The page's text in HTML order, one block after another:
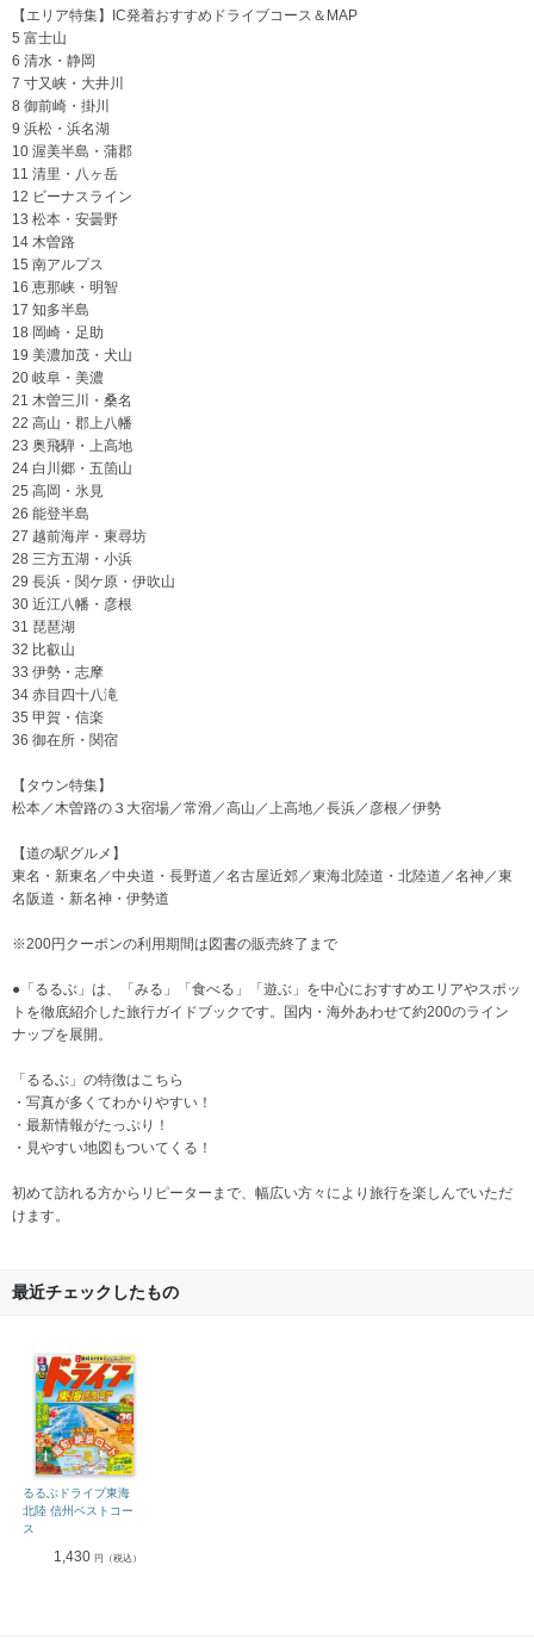
【エリア特集】IC発着おすすめドライブコース＆MAP
5 富士山
6 清水・静岡
7 寸又峡・大井川
8 御前崎・掛川
9 浜松・浜名湖
10 渥美半島・蒲郡
11 清里・八ヶ岳
12 ビーナスライン
13 松本・安曇野
14 木曽路
15 南アルプス
16 恵那峡・明智
17 知多半島
18 岡崎・足助
19 美濃加茂・犬山
20 岐阜・美濃
21 木曽三川・桑名
22 高山・郡上八幡
23 奥飛騨・上高地
24 白川郷・五箇山
25 高岡・氷見
26 能登半島
27 越前海岸・東尋坊
28 三方五湖・小浜
29 長浜・関ケ原・伊吹山
30 近江八幡・彦根
31 琵琶湖
32 比叡山
33 伊勢・志摩
34 赤目四十八滝
35 甲賀・信楽
36 御在所・関宿
【タウン特集】
松本／木曽路の３大宿場／常滑／高山／上高地／長浜／彦根／伊勢
【道の駅グルメ】
東名・新東名／中央道・長野道／名古屋近郊／東海北陸道・北陸道／名神／東
名阪道・新名神・伊勢道
※200円クーポンの利用期間は図書の販売終了まで
●「るるぶ」は、「みる」「食べる」「遊ぶ」を中心におすすめエリアやスポッ
トを徹底紹介した旅行ガイドブックです。国内・海外あわせて約200のライン
ナップを展開。
「るるぶ」の特徴はこちら
・写真が多くてわかりやすい！
・最新情報がたっぷり！
・見やすい地図もついてくる！
初めて訪れる方からリピーターまで、幅広い方々により旅行を楽しんでいただ
けます。
最近チェックしたもの
るるぶドライブ東海
北陸 信州ベストコー
ス
1,430円（税込）